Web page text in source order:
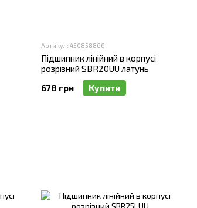
Артикул: 450858866
Підшипник лінійний в корпусі
розрізний SBR20UU латунь
678 грн
Купити